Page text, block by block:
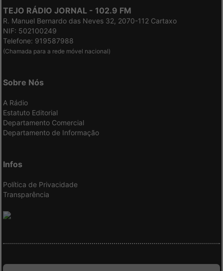
TEJO RÁDIO JORNAL - 102.9 FM
R. Manuel Bernardo das Neves 32, 2070-112 Cartaxo
NIF: 502100249
Telefone: 919587988
(Chamada para a rede móvel nacional)
Sobre Nós
A Rádio
Estatuto Editorial
Departamento Comercial
Departamento de Informação
Infos
Política de Privacidade
Transparência